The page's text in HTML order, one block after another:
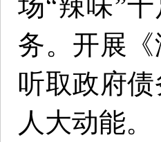
务。开展
听取政府
人大动能。